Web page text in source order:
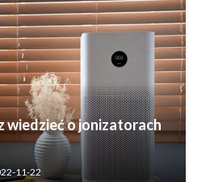
wiedzieć o jonizatorach
11-22